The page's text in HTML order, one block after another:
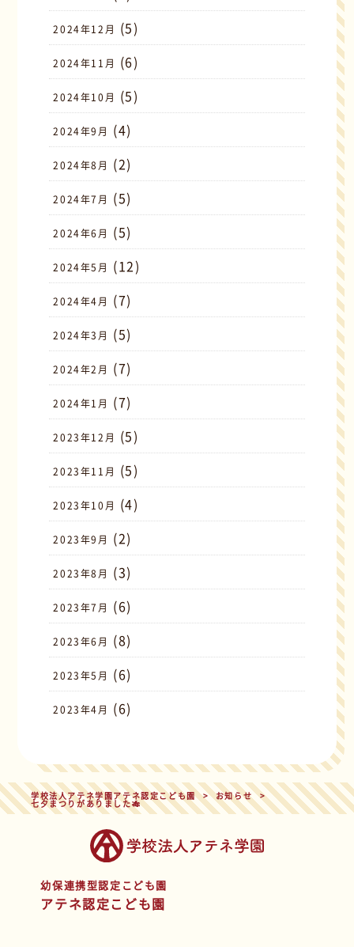
2024年12月 (5)
2024年11月 (6)
2024年10月 (5)
2024年9月 (4)
2024年8月 (2)
2024年7月 (5)
2024年6月 (5)
2024年5月 (12)
2024年4月 (7)
2024年3月 (5)
2024年2月 (7)
2024年1月 (7)
2023年12月 (5)
2023年11月 (5)
2023年10月 (4)
2023年9月 (2)
2023年8月 (3)
2023年7月 (6)
2023年6月 (8)
2023年5月 (6)
2023年4月 (6)
学校法人アテネ学園アテネ認定こども園 > お知らせ >
七夕まつりがありました🎋
幼保連携型認定こども園
アテネ認定こども園